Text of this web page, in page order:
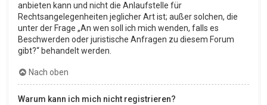
anbieten kann und nicht die Anlaufstelle für
Rechtsangelegenheiten jeglicher Art ist; außer solchen, die
unter der Frage „An wen soll ich mich wenden, falls es
Beschwerden oder juristische Anfragen zu diesem Forum
gibt?“ behandelt werden.
Nach oben
Warum kann ich mich nicht registrieren?